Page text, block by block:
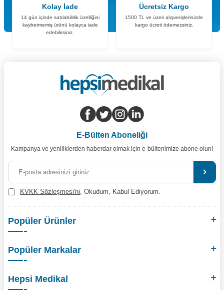
Kolay İade
14 gün içinde satılabilirlik özelliğini
kaybetmemiş ürünü kolayca iade
edebilirsiniz.
Ücretsiz Kargo
1500 TL ve üzeri alışverişlerinizde
kargo ücreti ödemezsiniz.
E-Bülten Aboneliği
Kampanya ve yeniliklerden haberdar olmak için e-bültenimize abone olun!
KVKK Sözleşmesi'ni , Okudum, Kabul Ediyorum.
Popüler Ürünler
Popüler Markalar
Hepsi Medikal